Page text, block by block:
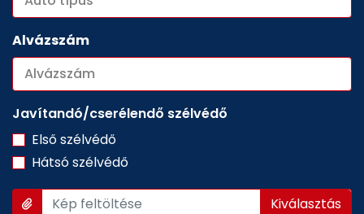
Alvázszám
Javítandó/cserélendő szélvédő
Első szélvédő
Hátsó szélvédő
Kép feltöltése